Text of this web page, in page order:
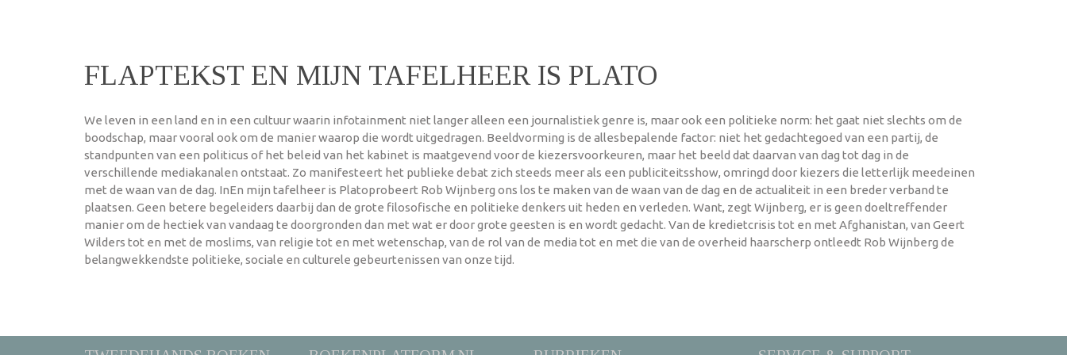
FLAPTEKST EN MIJN TAFELHEER IS PLATO
We leven in een land en in een cultuur waarin infotainment niet langer alleen een journalistiek genre is, maar ook een politieke norm: het gaat niet slechts om de
boodschap, maar vooral ook om de manier waarop die wordt uitgedragen. Beeldvorming is de allesbepalende factor: niet het gedachtegoed van een partij, de
standpunten van een politicus of het beleid van het kabinet is maatgevend voor de kiezersvoorkeuren, maar het beeld dat daarvan van dag tot dag in de
verschillende mediakanalen ontstaat. Zo manifesteert het publieke debat zich steeds meer als een publiciteitsshow, omringd door kiezers die letterlijk meedeinen
met de waan van de dag. InEn mijn tafelheer is Platoprobeert Rob Wijnberg ons los te maken van de waan van de dag en de actualiteit in een breder verband te
plaatsen. Geen betere begeleiders daarbij dan de grote filosofische en politieke denkers uit heden en verleden. Want, zegt Wijnberg, er is geen doeltreffender
manier om de hectiek van vandaag te doorgronden dan met wat er door grote geesten is en wordt gedacht. Van de kredietcrisis tot en met Afghanistan, van Geert
Wilders tot en met de moslims, van religie tot en met wetenschap, van de rol van de media tot en met die van de overheid haarscherp ontleedt Rob Wijnberg de
belangwekkendste politieke, sociale en culturele gebeurtenissen van onze tijd.